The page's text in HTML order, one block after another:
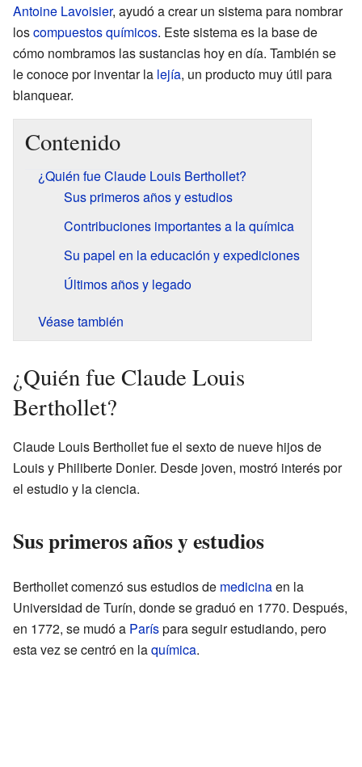
Antoine Lavoisier, ayudó a crear un sistema para nombrar
loscompuestos químicos. Este sistema es la base de
cómo nombramos las sustancias hoy en día. También se
le conoce por inventar la lejía, un producto muy útil para
blanquear.
Contenido
¿Quién fue Claude Louis Berthollet?
Sus primeros años y estudios
Contribuciones importantes a la química
Su papel en la educación y expediciones
Últimos años y legado
Véase también
¿Quién fue Claude Louis
Berthollet?
Claude Louis Berthollet fue el sexto de nueve hijos de
Louis y Philiberte Donier. Desde joven, mostró interés por
el estudio y la ciencia.
Sus primeros años y estudios
Berthollet comenzó sus estudios de medicinaen la
Universidad de Turín, donde se graduó en 1770. Después,
en 1772, se mudó a Paríspara seguir estudiando, pero
esta vez se centró en laquímica.